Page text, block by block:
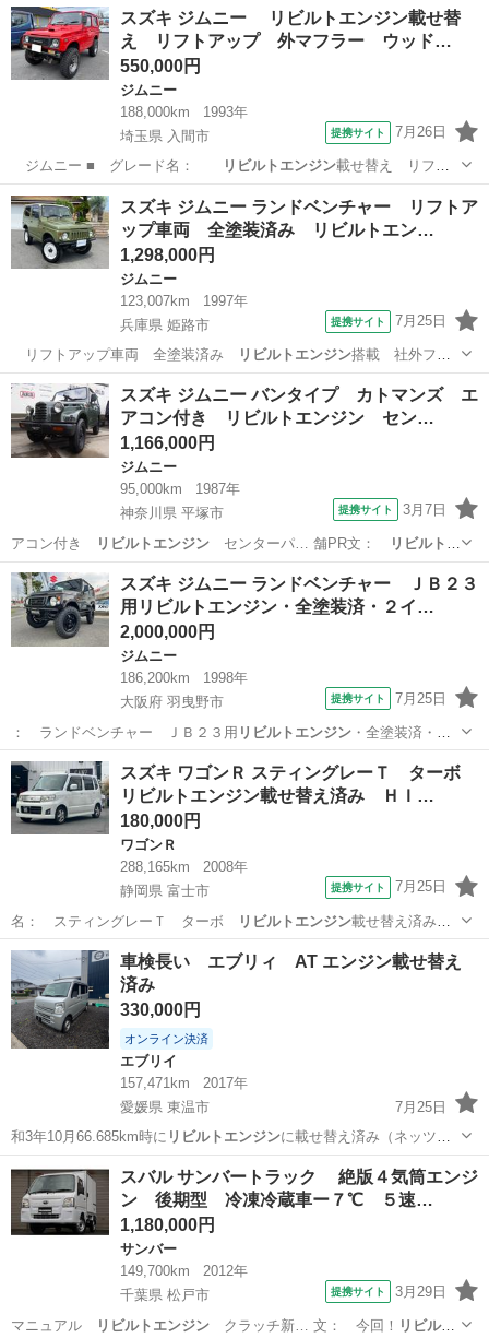
岐阜 羽島市 その他
スズキ ジムニー リビルトエンジン載せ替
え リフトアップ 外マフラー ウッド…
550,000円
ジムニー
188,000km
1993年
埼玉県 入間市
提携サイト 7月26日
ジムニー ■ グレード名： リビルトエンジン載せ替え リフト
アップ 外マフラ…
埼玉 入間市 ジムニー
スズキ ジムニー ランドベンチャー リフトア
ップ車両 全塗装済み リビルトエン…
1,298,000円
ジムニー
123,007km
1997年
兵庫県 姫路市
提携サイト 7月25日
リフトアップ車両 全塗装済み リビルトエンジン搭載 社外フロ
ントグリル 前後バ…
兵庫 姫路市 ジムニー
スズキ ジムニー バンタイプ カトマンズ エ
アコン付き リビルトエンジン セン…
1,166,000円
ジムニー
95,000km
1987年
神奈川県 平塚市
提携サイト 3月7日
アコン付き リビルトエンジンセンターパ… 舗PR文：
リビルトエ
ンジンオルタネー…
神奈川 平塚市 ジムニー
スズキ ジムニー ランドベンチャー ＪＢ２３
用リビルトエンジン・全塗装済・２イ…
2,000,000円
ジムニー
186,200km
1998年
大阪府 羽曳野市
提携サイト 7月25日
： ランドベンチャー ＪＢ２３用 リビルトエンジン・全塗装済・２
インチリフトアップ…
大阪 羽曳野市 ジムニー
スズキ ワゴンＲ スティングレーＴ ターボ
リビルトエンジン載せ替え済み ＨＩ…
180,000円
ワゴンＲ
288,165km
2008年
静岡県 富士市
提携サイト 7月25日
名： スティングレーＴ ターボ リビルトエンジン載せ替え済み
ＨＩＤ スマートキ…
静岡 富士市 ワゴンＲ
車検長い エブリィ AT エンジン載せ替え
済み
330,000円
オンライン決済
エブリイ
157,471km
2017年
愛媛県 東温市
7月25日
和3年10月66.685km時に リビルトエンジンに載せ替え済み（ネッツト
ヨタ） …
愛媛 東温市 エブリイ エンジン
スバル サンバートラック 絶版４気筒エンジ
ン 後期型 冷凍冷蔵車ー７℃ ５速…
1,180,000円
サンバー
149,700km
2012年
千葉県 松戸市
提携サイト 3月29日
マニュアル リビルトエンジンクラッチ新… 文： 今回！ リビルト